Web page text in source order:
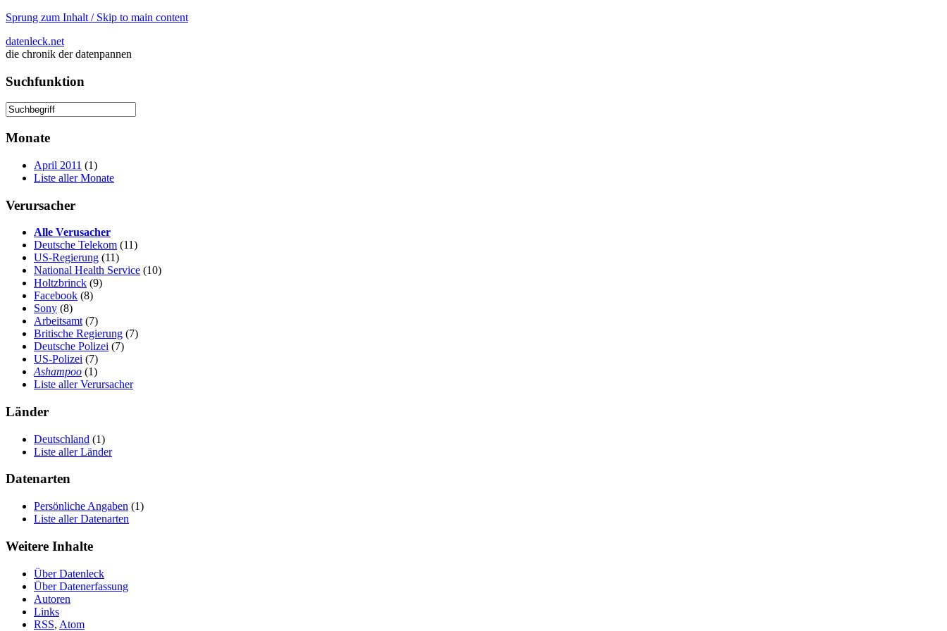
Sprung zum Inhalt / Skip to main content
datenleck.net
die chronik der datenpannen
Suchfunktion
Monate
April 2011 (1)
Liste aller Monate
Verursacher
Alle Verusacher
Deutsche Telekom (11)
US-Regierung (11)
National Health Service (10)
Holtzbrinck (9)
Facebook (8)
Sony (8)
Arbeitsamt (7)
Britische Regierung (7)
Deutsche Polizei (7)
US-Polizei (7)
Ashampoo (1)
Liste aller Verursacher
Länder
Deutschland (1)
Liste aller Länder
Datenarten
Persönliche Angaben (1)
Liste aller Datenarten
Weitere Inhalte
Über Datenleck
Über Datenerfassung
Autoren
Links
RSS, Atom